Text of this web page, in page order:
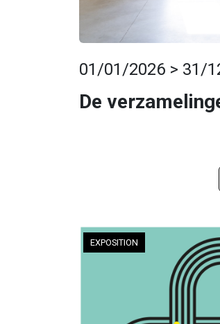
01/01/2026 > 31/
De
EXPOSITION